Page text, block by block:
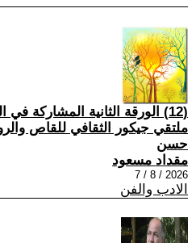
(12) الورقة الثانية المشاركة في
ملتقي جيكور الثقافي للقاص
حسن
مقداد مسعود
2026 / 8 / 7
الادب والفن